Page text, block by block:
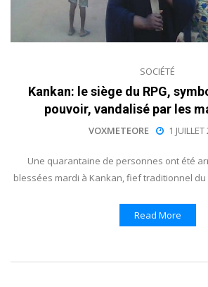
SOCIÉTÉ
Kankan: le siège du RPG,
pouvoir, vandalisé par les
VOXMETEORE 1
Une quarantaine de personnes ont été
blessées mardi à Kankan, fief traditionnel
Read More